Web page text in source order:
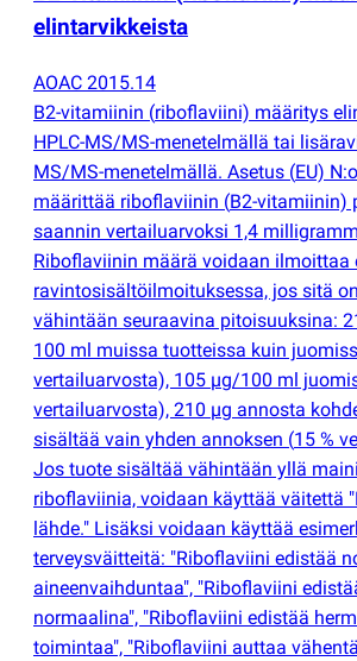
elintarvikkeista
AOAC 2015.14
B2-vitamiinin (riboflaviini) määritys
HPLC-MS/MS-menetelmällä tai
MS/MS-menetelmällä. Asetus (EU)
määrittää riboflaviinin (B2-vitamiinin)
saannin vertailuarvoksi 1,4
Riboflaviinin määrä voidaan ilmoittaa
ravintosisältöilmoituksessa, jos sitä
vähintään seuraavina pitoisuuksina:
100 ml muissa tuotteissa kuin
vertailuarvosta), 105 µg/100 ml
vertailuarvosta), 210 µg annosta
sisältää vain yhden annoksen (15 %
Jos tuote sisältää vähintään yllä
riboflaviinia, voidaan käyttää väitettä
lähde." Lisäksi voidaan käyttää
terveysväitteitä: "Riboflaviini edistää
aineenvaihduntaa", "Riboflaviini
normaalina", "Riboflaviini edistää
toimintaa", "Riboflaviini auttaa